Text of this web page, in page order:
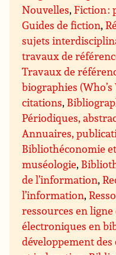
Nouvelles,Fiction :
Guides de fiction,
sujets
travaux de
Travaux de
biographies (Who’s
citations,
Périodiques,
Annuaires,
Bibliothéconomie
muséologie,
de l’information,
l’information,
ressources en
électroniques en
développement